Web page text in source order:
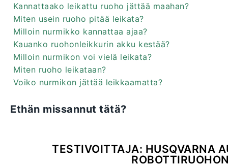
Kannattaako leikattu ruoho jättää maahan?
Miten usein ruoho pitää leikata?
Milloin nurmikko kannattaa ajaa?
Kauanko ruohonleikkurin akku kestää?
Milloin nurmikon voi vielä leikata?
Miten ruoho leikataan?
Voiko nurmikon jättää leikkaamatta?
Ethän missannut tätä?
TESTIVOITTAJA: HUSQVARNA